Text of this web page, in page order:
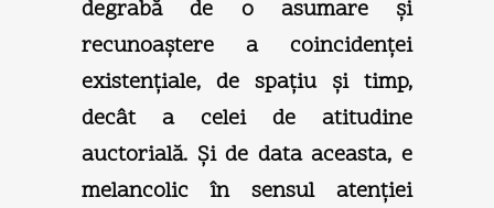
degrabă de o asumare şi
recunoaştere a coincidenţei
existenţiale, de spaţiu şi timp,
decât a celei de atitudine
auctorială. Şi de data aceasta, e
melancolic în sensul atenţiei